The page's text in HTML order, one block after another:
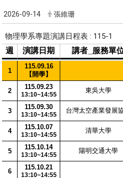
2026-09-14 張維珊